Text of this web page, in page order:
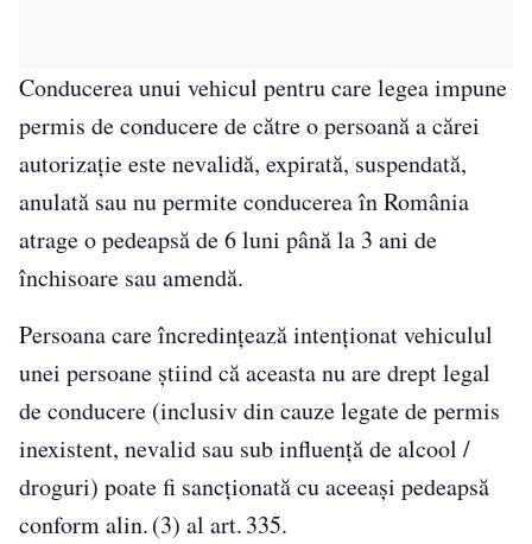
Conducerea unui vehicul pentru care legea impune
permis de conducere de către o persoană a cărei
autorizație este nevalidă, expirată, suspendată,
anulată sau nu permite conducerea în România
atrage o pedeapsă de 6 luni până la 3 ani de
închisoare sau amendă.
Persoana care încredințează intenționat vehiculul
unei persoane știind că aceasta nu are drept legal
de conducere (inclusiv din cauze legate de permis
inexistent, nevalid sau sub influență de alcool /
droguri) poate fi sancționată cu aceeași pedeapsă
conform alin. (3) al art. 335.